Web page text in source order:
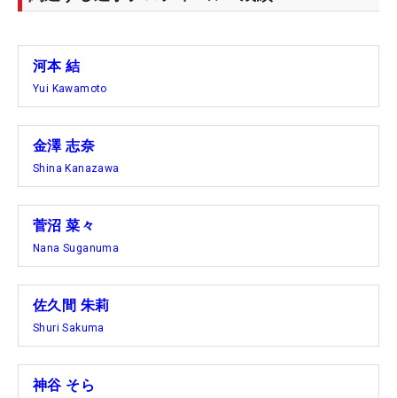
河本 結
Yui Kawamoto
金澤 志奈
Shina Kanazawa
菅沼 菜々
Nana Suganuma
佐久間 朱莉
Shuri Sakuma
神谷 そら